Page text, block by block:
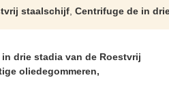
staalschijf Centrifuge de in
drie stadia van de Roestvrij
oliedegommeren,